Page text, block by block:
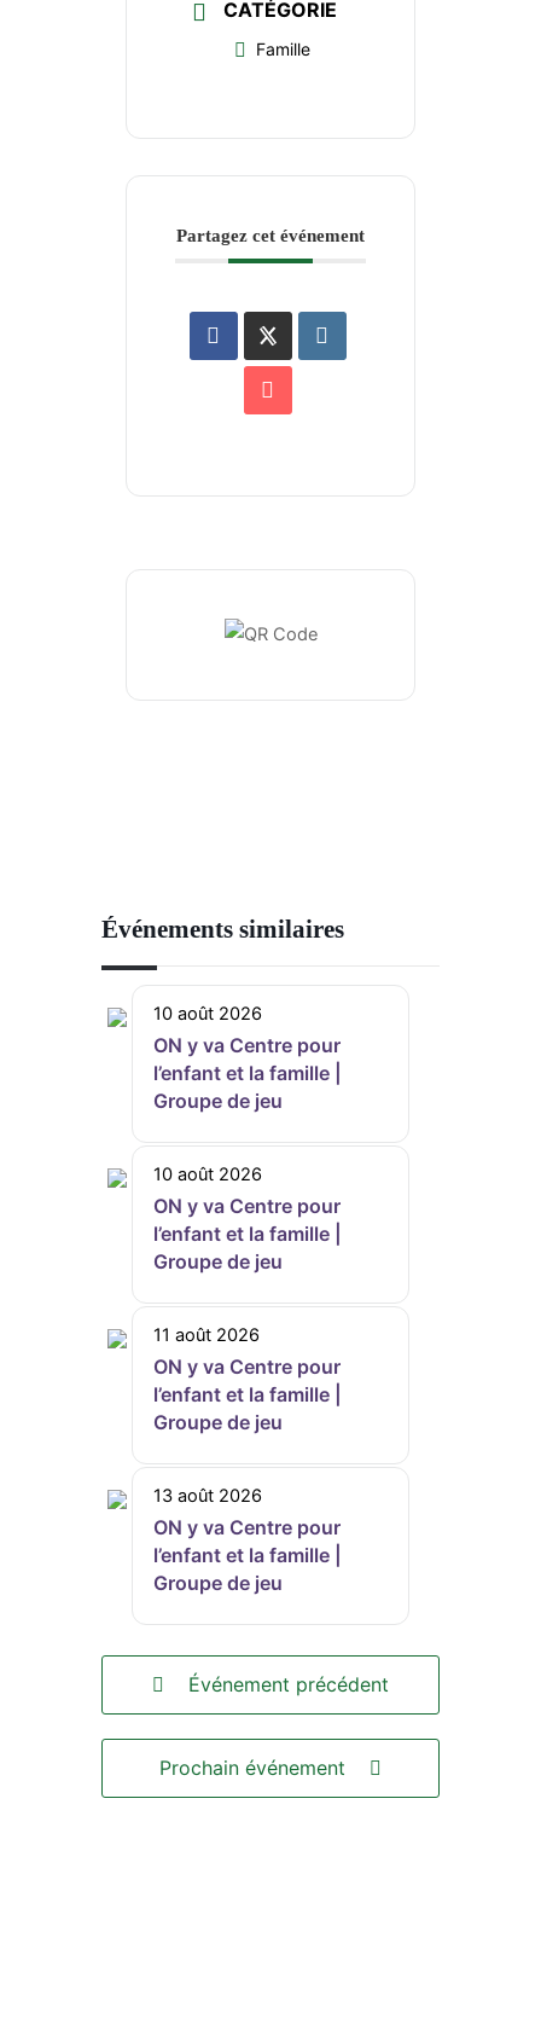
CATÉGORIE
Famille
Partagez cet événement
Événements similaires
10 août 2026
ON y va Centre pour
l’enfant et la famille |
Groupe de jeu
10 août 2026
ON y va Centre pour
l’enfant et la famille |
Groupe de jeu
11 août 2026
ON y va Centre pour
l’enfant et la famille |
Groupe de jeu
13 août 2026
ON y va Centre pour
l’enfant et la famille |
Groupe de jeu
Événement précédent
Prochain événement